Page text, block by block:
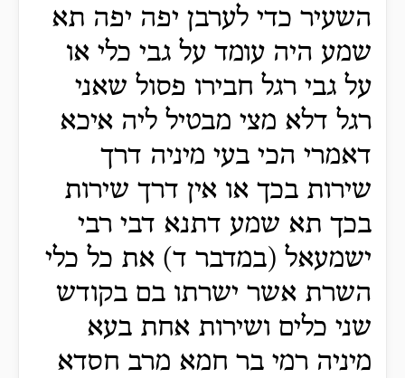
השעיר כדי לערבן יפה יפה תא
שמע היה עומד על גבי כלי או
על גבי רגל חבירו פסול שאני
רגל דלא מצי מבטיל ליה איכא
דאמרי הכי בעי מיניה דרך
שירות בכך או אין דרך שירות
בכך תא שמע דתנא דבי רבי
ישמעאל (במדבר ד) את כל כלי
השרת אשר ישרתו בם בקודש
שני כלים ושירות אחת בעא
מיניה רמי בר חמא מרב חסדא